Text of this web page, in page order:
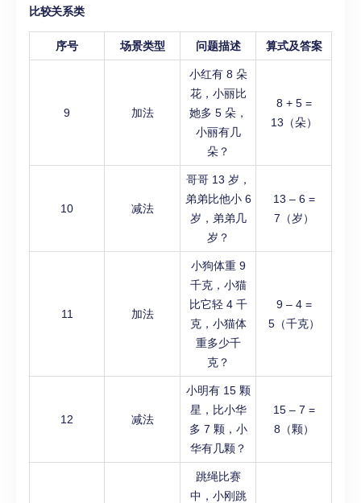
比较关系类
序号 场景类型 问题描述 算式及答案
9 加法
小红有 8 朵
花，小丽比
她多 5 朵，
小丽有几
朵？
8 + 5 =
13（朵）
10 减法
哥哥 13 岁，
弟弟比他小 6
岁，弟弟几
岁？
13 – 6 =
7（岁）
11 加法
小狗体重 9
千克，小猫
比它轻 4 千
克，小猫体
重多少千
克？
9 – 4 =
5（千克）
12 减法
小明有 15 颗
星，比小华
多 7 颗，小
华有几颗？
15 – 7 =
8（颗）
跳绳比赛
中，小刚跳